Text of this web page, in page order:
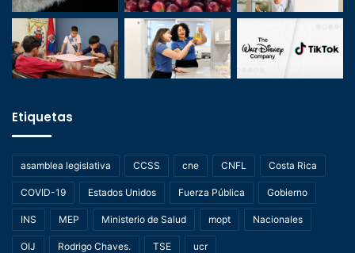
Etiquetas
asamblea legislativa CCSS cne CNFL Costa Rica
COVID-19 Estados Unidos Fuerza Pública Gobierno
INS MEP Ministerio de Salud mopt Nacionales
OIJ Rodrigo Chaves. TSE ucr